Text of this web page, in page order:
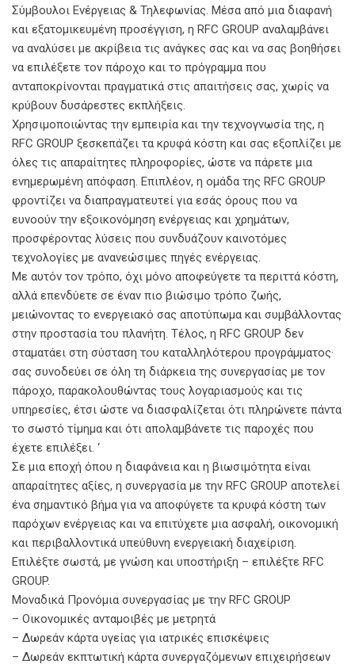
Σύμβουλοι Ενέργειας & Τηλεφωνίας. Μέσα από μια διαφανή
και εξατομικευμένη προσέγγιση, η RFC GROUP αναλαμβάνει
να αναλύσει με ακρίβεια τις ανάγκες σας και να σας βοηθήσει
να επιλέξετε τον πάροχο και το πρόγραμμα που
ανταποκρίνονται πραγματικά στις απαιτήσεις σας, χωρίς να
κρύβουν δυσάρεστες εκπλήξεις.
Χρησιμοποιώντας την εμπειρία και την τεχνογνωσία της, η
RFC GROUP ξεσκεπάζει τα κρυφά κόστη και σας εξοπλίζει με
όλες τις απαραίτητες πληροφορίες, ώστε να πάρετε μια
ενημερωμένη απόφαση. Επιπλέον, η ομάδα της RFC GROUP
φροντίζει να διαπραγματευτεί για εσάς όρους που να
ευνοούν την εξοικονόμηση ενέργειας και χρημάτων,
προσφέροντας λύσεις που συνδυάζουν καινοτόμες
τεχνολογίες με ανανεώσιμες πηγές ενέργειας.
Με αυτόν τον τρόπο, όχι μόνο αποφεύγετε τα περιττά κόστη,
αλλά επενδύετε σε έναν πιο βιώσιμο τρόπο ζωής,
μειώνοντας το ενεργειακό σας αποτύπωμα και συμβάλλοντας
στην προστασία του πλανήτη. Τέλος, η RFC GROUP δεν
σταματάει στη σύσταση του καταλληλότερου προγράμματος·
σας συνοδεύει σε όλη τη διάρκεια της συνεργασίας με τον
πάροχο, παρακολουθώντας τους λογαριασμούς και τις
υπηρεσίες, έτσι ώστε να διασφαλίζεται ότι πληρώνετε πάντα
το σωστό τίμημα και ότι απολαμβάνετε τις παροχές που
έχετε επιλέξει. ‘
Σε μια εποχή όπου η διαφάνεια και η βιωσιμότητα είναι
απαραίτητες αξίες, η συνεργασία με την RFC GROUP αποτελεί
ένα σημαντικό βήμα για να αποφύγετε τα κρυφά κόστη των
παρόχων ενέργειας και να επιτύχετε μια ασφαλή, οικονομική
και περιβαλλοντικά υπεύθυνη ενεργειακή διαχείριση.
Επιλέξτε σωστά, με γνώση και υποστήριξη – επιλέξτε RFC
GROUP.
Μοναδικά Προνόμια συνεργασίας με την RFC GROUP
– Οικονομικές ανταμοιβές με μετρητά
– Δωρεάν κάρτα υγείας για ιατρικές επισκέψεις
– Δωρεάν εκπτωτική κάρτα συνεργαζόμενων επιχειρήσεων